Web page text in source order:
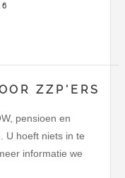
ZZP'ERS
pensioen en
U hoeft niets in te
informatie we